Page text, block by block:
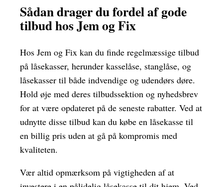
Sådan drager du fordel af gode
tilbud hos Jem og Fix
Hos Jem og Fix kan du finde regelmæssige tilbud
på låsekasser, herunder kasselåse, stanglåse, og
låsekasser til både indvendige og udendørs døre.
Hold øje med deres tilbudssektion og nyhedsbrev
for at være opdateret på de seneste rabatter. Ved at
udnytte disse tilbud kan du købe en låsekasse til
en billig pris uden at gå på kompromis med
kvaliteten.
Vær altid opmærksom på vigtigheden af at